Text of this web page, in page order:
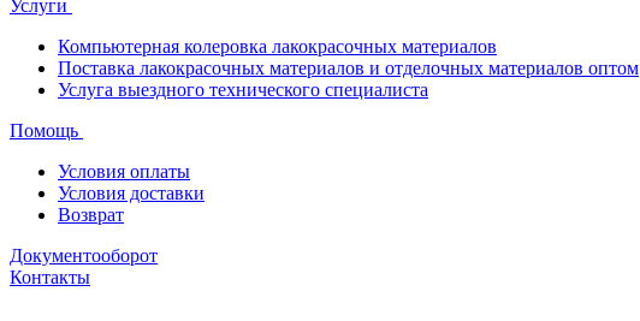
Услуги
Компьютерная колеровка лакокрасочных материалов
Поставка лакокрасочных материалов и отделочных материалов оптом
Услуга выездного технического специалиста
Помощь
Условия оплаты
Условия доставки
Возврат
Документооборот
Контакты